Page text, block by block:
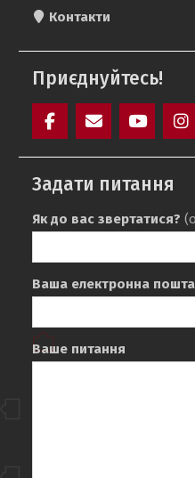
Контакти
Приєднуйтесь!
Задати питання
Як до вас звертатися?
Ваша електронна пошта
Ваше питання